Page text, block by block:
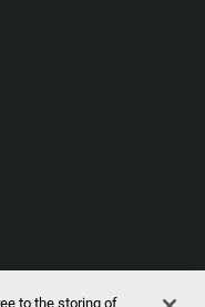
to the storing of